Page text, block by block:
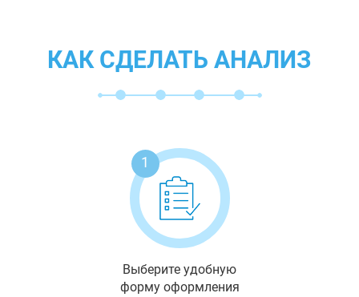
КАК СДЕЛАТЬ АНАЛИЗ
1
Выберите удобную
форму оформления